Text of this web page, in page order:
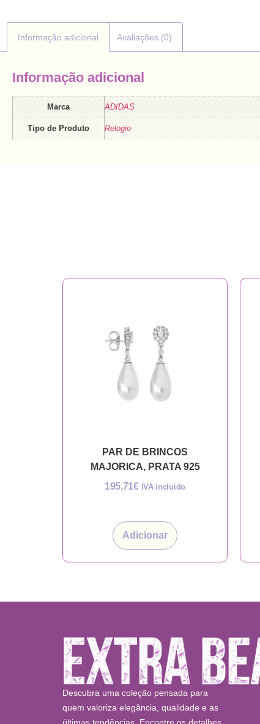
Informação adicional Avaliações (0)
Informação adicional
Marca ADIDAS
Tipo de Produto Relogio
PAR DE BRINCOS
MAJORICA, PRATA 925
195,71€ IVA incluido
Adicionar
Descubra uma coleção pensada para
quem valoriza elegância, qualidade e as